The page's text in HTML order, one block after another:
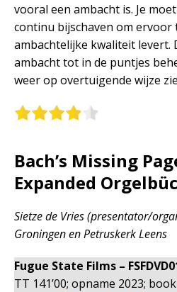
vooral een ambacht is. Je
continu bijschaven om ervoor
ambachtelijke kwaliteit levert.
ambacht tot in de puntjes
weer op overtuigende wijze
Bach’s Missing
Expanded
Sietze de Vries (presentator/
Groningen en Petruskerk Leens
Fugue State Films –
TT 141’00; opname 2023;